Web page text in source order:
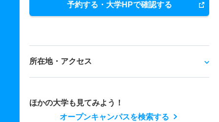
予約する・大学HPで確認する
所在地・アクセス
ほかの大学も見てみよう！
オープンキャンパスを検索する